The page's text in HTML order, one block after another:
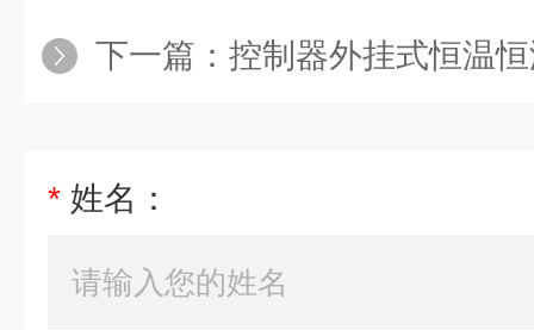
下一篇： 控制器外挂式恒温
* 姓名：